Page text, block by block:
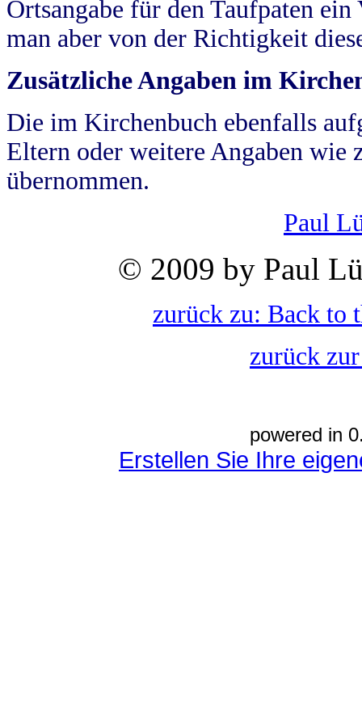
Ortsangabe für den Taufpaten
man aber von der Richtigkeit
Zusätzliche Angaben im
Die im Kirchenbuch ebenfalls
Eltern oder weitere Angaben wie
übernommen.
Paul
© 2009 by Paul
zurück zu: Back to
zurück
powered in
Erstellen Sie Ihre